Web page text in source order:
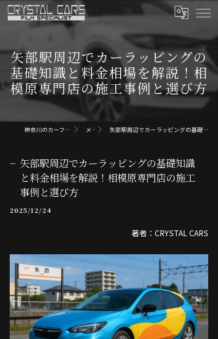
矢部駅周辺でカーラッピングの
基礎知識と料金相場を解説！相
模原専門店の施工事例と選び方
神奈川のカーフィルムならクリスタルカーズ メディア 矢部駅周辺でカーラッピングの基礎知識と料金相場を解説！相模原専門店の施工事例と選び方
矢部駅周辺でカーラッピングの基礎知識
と料金相場を解説！相模原専門店の施工
事例と選び方
2025/12/24
著者：CRYSTAL CARS